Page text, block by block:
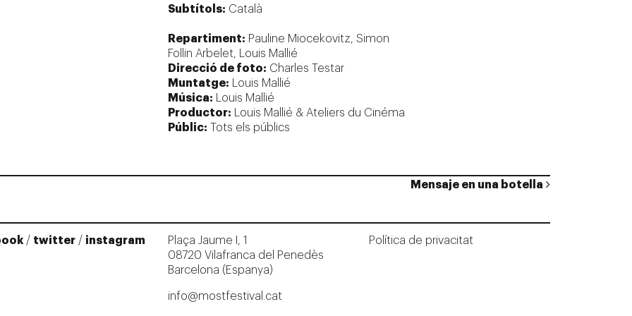
Subtítols: Català
Repartiment: Pauline Miocekovitz, Simon
Follin Arbelet, Louis Mallié
Direcció de foto: Charles Testar
Muntatge: Louis Mallié
Música: Louis Mallié
Productor: Louis Mallié & Ateliers du Cinéma
Públic: Tots els públics
Mensaje en una botella
/ twitter / instagram
Plaça Jaume I, 1
08720 Vilafranca del Penedès
Barcelona (Espanya)
info@mostfestival.cat
Política de privacitat